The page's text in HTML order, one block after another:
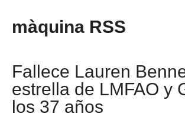
màquina RSS
Fallece Lauren
estrella de LMFAO y
los 37 años